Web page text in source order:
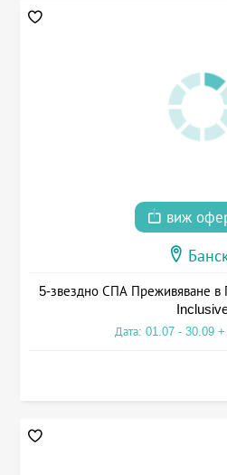
виж
5-звездно СПА Преживяване в
Дата: 01.07 - 30.09